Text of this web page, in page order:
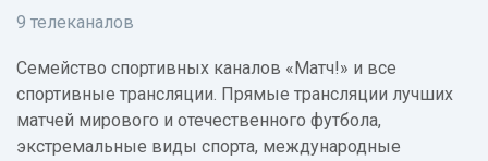
9 телеканалов
Семейство спортивных каналов «Матч!» и все
спортивные трансляции. Прямые трансляции лучших
матчей мирового и отечественного футбола,
экстремальные виды спорта, международные